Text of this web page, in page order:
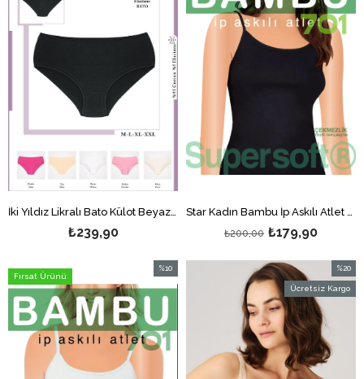
İki Yıldız Likralı Bato Külot Beyaz 3'lü
₺239,90
Star Kadın Bambu İp Askılı Atlet Siyah
₺179,90
₺200,00
%10
İndirim
%10İndirim
Fırsat Ürünü
%20
İndirim
Ücretsiz Kargo